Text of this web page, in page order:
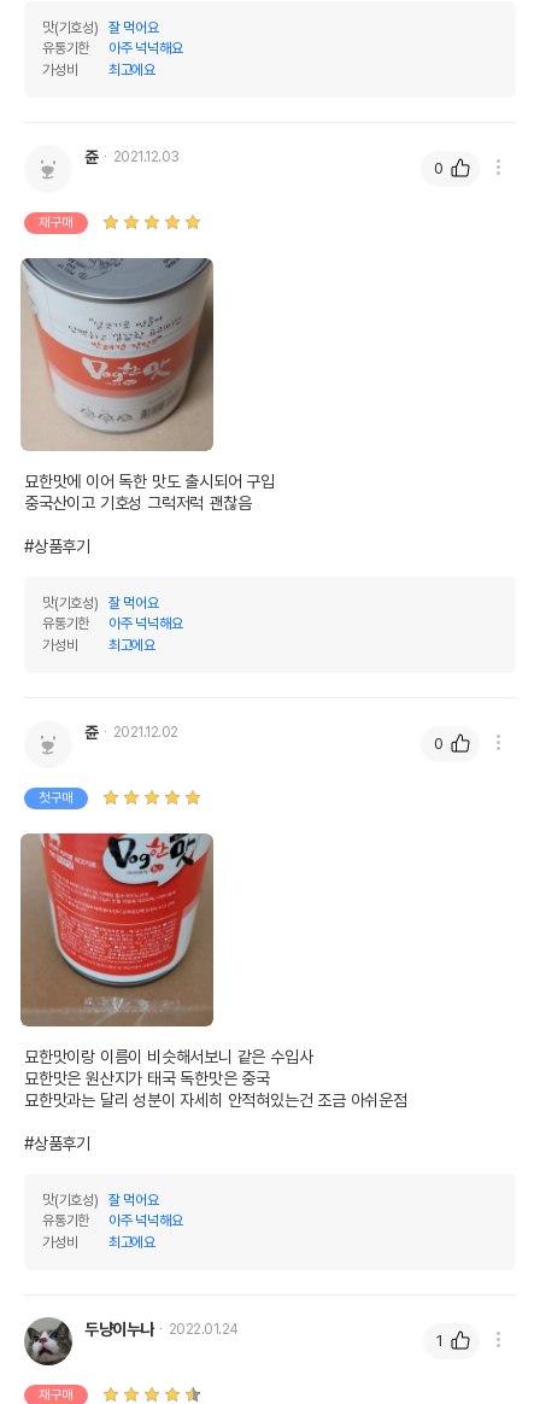
맛(기호성)
잘 먹어요
유통기한
아주 넉넉해요
가성비
최고에요
쥰 2021.12.03
재구매
묘한맛에 이어 독한 맛도 출시되어 구입
중국산이고 기호성 그럭저럭 괜찮음
#상품후기
맛(기호성)
잘 먹어요
유통기한
아주 넉넉해요
가성비
최고에요
0
쥰 2021.12.02
첫구매
묘한맛이랑 이름이 비슷해서보니 같은 수입사
묘한맛은 원산지가 태국 독한맛은 중국
묘한맛과는 달리 성분이 자세히 안적혀있는건 조금 아쉬운점
#상품후기
맛(기호성)
잘 먹어요
유통기한
아주 넉넉해요
가성비
최고에요
0
두냥이누나 2022.01.24
재구매
1